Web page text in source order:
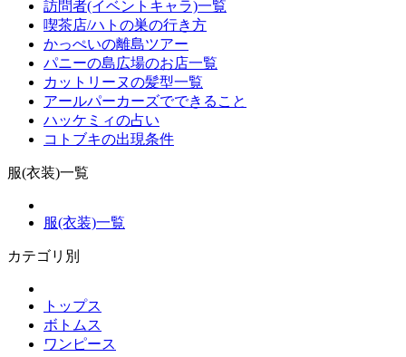
訪問者(イベントキャラ)一覧
喫茶店/ハトの巣の行き方
かっぺいの離島ツアー
パニーの島広場のお店一覧
カットリーヌの髪型一覧
アールパーカーズでできること
ハッケミィの占い
コトブキの出現条件
服(衣装)一覧
服(衣装)一覧
カテゴリ別
トップス
ボトムス
ワンピース